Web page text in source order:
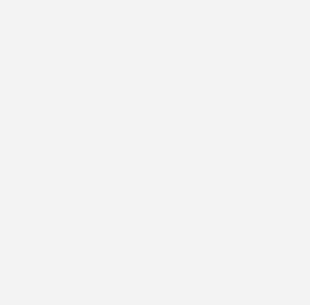
Branchenstandards“
Raumkomfort
die Montage
voranbringen
gut gerüstet